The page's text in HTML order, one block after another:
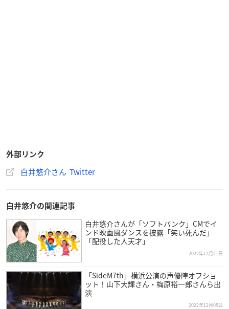
外部リンク
白井悠介さん Twitter
白井悠介の関連記事
白井悠介さんが「ソフトバンク」CMでイ
ンド映画風ダンスを披露「笑い死んだ」
「配役した人天才」
2022年12月21日
「SideM7th」横浜公演の声優陣オフショ
ット！山下大輝さん・梅原裕一郎さんら出
演
2022年12月05日